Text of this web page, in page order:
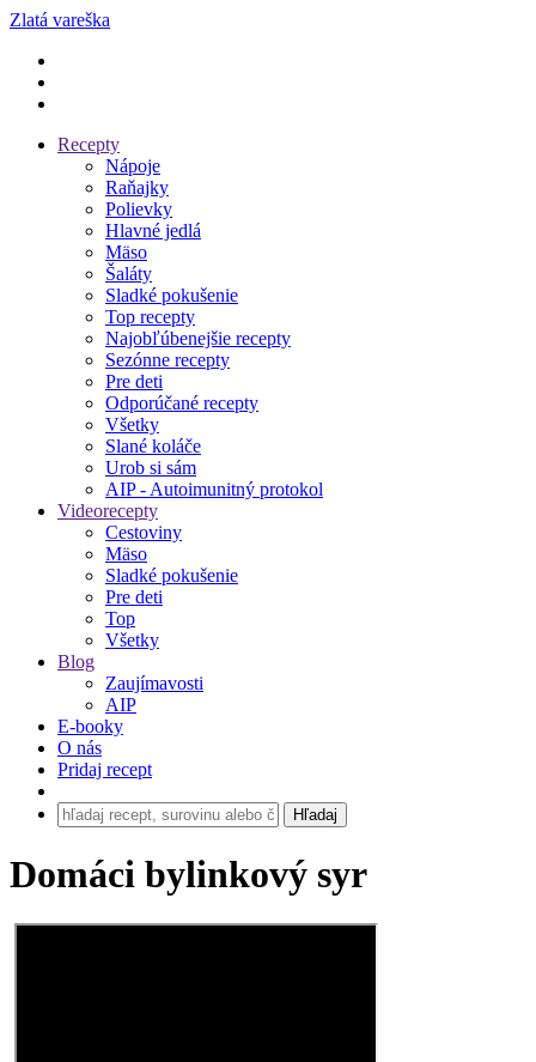
Zlatá vareška
Recepty
Nápoje
Raňajky
Polievky
Hlavné jedlá
Mäso
Šaláty
Sladké pokušenie
Top recepty
Najobľúbenejšie recepty
Sezónne recepty
Pre deti
Odporúčané recepty
Všetky
Slané koláče
Urob si sám
AIP - Autoimunitný protokol
Videorecepty
Cestoviny
Mäso
Sladké pokušenie
Pre deti
Top
Všetky
Blog
Zaujímavosti
AIP
E-booky
O nás
Pridaj recept
Domáci bylinkový syr